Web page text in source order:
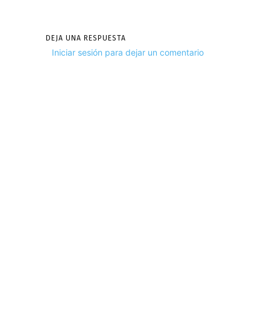
DEJA UNA RESPUESTA
Iniciar sesión para dejar un comentario